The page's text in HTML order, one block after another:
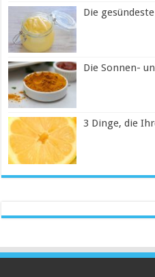
Die
Die Sonnen-
3 Dinge, die